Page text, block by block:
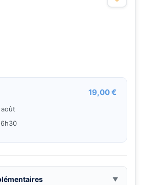
19,00 €